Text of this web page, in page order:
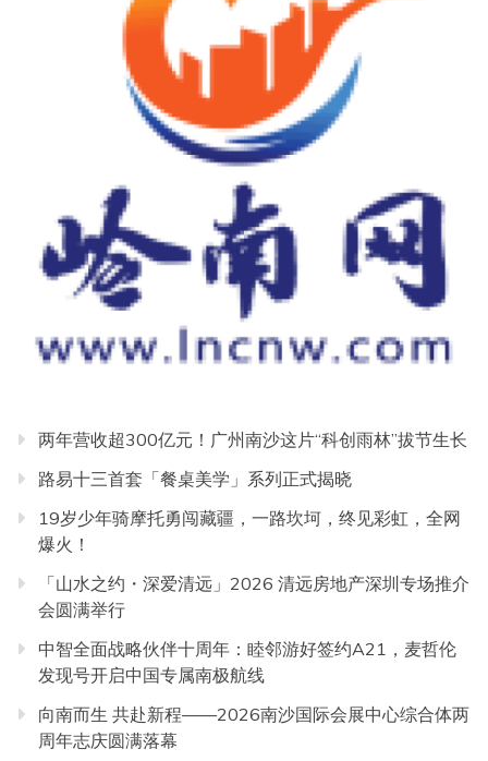
两年营收超300亿元！广州南沙这片“科创雨林”拔节生长
路易十三首套「餐桌美学」系列正式揭晓
19岁少年骑摩托勇闯藏疆，一路坎坷，终见彩虹，全网
爆火！
「山水之约・深爱清远」2026 清远房地产深圳专场推介
会圆满举行
中智全面战略伙伴十周年：睦邻游好签约A21，麦哲伦
发现号开启中国专属南极航线
向南而生 共赴新程——2026南沙国际会展中心综合体两
周年志庆圆满落幕